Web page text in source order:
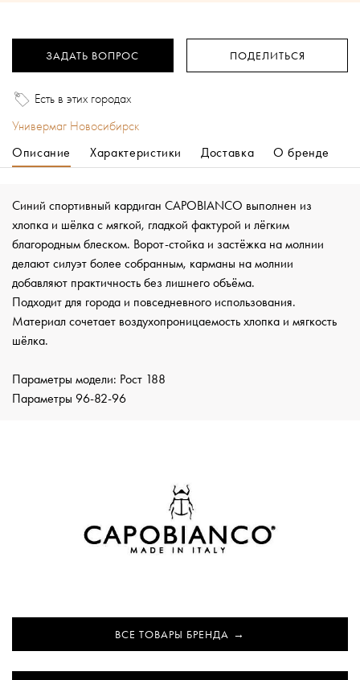
ЗАДАТЬ ВОПРОС ПОДЕЛИТЬСЯ
Есть в этих городах
Универмаг Новосибирск
Описание
Характеристики Доставка О бренде
Синий спортивный кардиган CAPOBIANCO выполнен из
хлопка и шёлка с мягкой, гладкой фактурой и лёгким
благородным блеском. Ворот-стойка и застёжка на молнии
делают силуэт более собранным, карманы на молнии
добавляют практичность без лишнего объёма.
Подходит для города и повседневного использования.
Материал сочетает воздухопроницаемость хлопка и мягкость
шёлка.
Параметры модели: Рост 188
Параметры 96-82-96
ВСЕ ТОВАРЫ БРЕНДА